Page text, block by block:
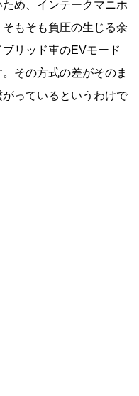
ため、インテークマニホ
もそも負圧の生じる余
ブリッド車のEVモード
その方式の差がそのま
っているというわけで